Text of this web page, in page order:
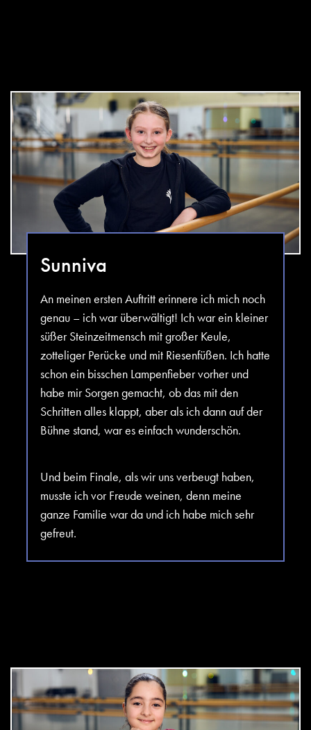
Sunniva
An meinen ersten Auftritt erinnere ich mich noch
genau – ich war überwältigt! Ich war ein kleiner
süßer Steinzeitmensch mit großer Keule,
zotteliger Perücke und mit Riesenfüßen. Ich hatte
schon ein bisschen Lampenfieber vorher und
habe mir Sorgen gemacht, ob das mit den
Schritten alles klappt, aber als ich dann auf der
Bühne stand, war es einfach wunderschön.
Und beim Finale, als wir uns verbeugt haben,
musste ich vor Freude weinen, denn meine
ganze Familie war da und ich habe mich sehr
gefreut.